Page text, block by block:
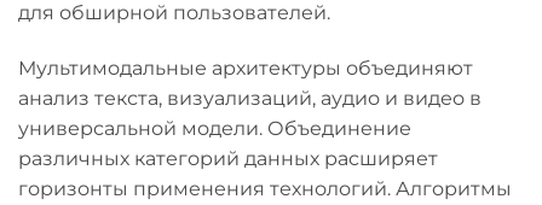
для обширной пользователей.
Мультимодальные архитектуры объединяют
анализ текста, визуализаций, аудио и видео в
универсальной модели. Объединение
различных категорий данных расширяет
горизонты применения технологий. Алгоритмы